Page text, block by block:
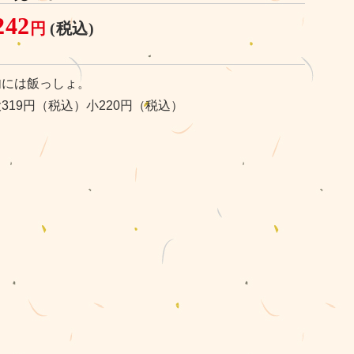
円 (税込)
は飯っしょ。
円（税込）小220円（税込）